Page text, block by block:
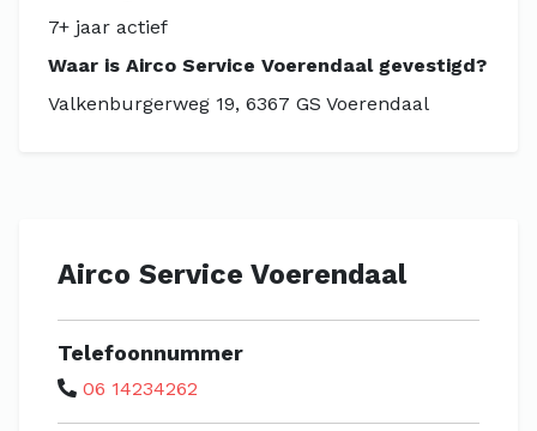
7+ jaar actief
Waar is Airco Service Voerendaal gevestigd?
Valkenburgerweg 19, 6367 GS Voerendaal
Airco Service Voerendaal
Telefoonnummer
06 14234262